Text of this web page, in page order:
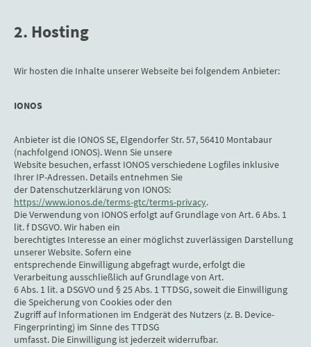
2. Hosting
Wir hosten die Inhalte unserer Webseite bei folgendem Anbieter:
IONOS
Anbieter ist die IONOS SE, Elgendorfer Str. 57, 56410 Montabaur
(nachfolgend IONOS). Wenn Sie unsere
Website besuchen, erfasst IONOS verschiedene Logfiles inklusive
Ihrer IP-Adressen. Details entnehmen Sie
der Datenschutzerklärung von IONOS:
https://www.ionos.de/terms-gtc/terms-privacy.
Die Verwendung von IONOS erfolgt auf Grundlage von Art. 6 Abs. 1
lit. f DSGVO. Wir haben ein
berechtigtes Interesse an einer möglichst zuverlässigen Darstellung
unserer Website. Sofern eine
entsprechende Einwilligung abgefragt wurde, erfolgt die
Verarbeitung ausschließlich auf Grundlage von Art.
6 Abs. 1 lit. a DSGVO und § 25 Abs. 1 TTDSG, soweit die Einwilligung
die Speicherung von Cookies oder den
Zugriff auf Informationen im Endgerät des Nutzers (z. B. Device-
Fingerprinting) im Sinne des TTDSG
umfasst. Die Einwilligung ist jederzeit widerrufbar.